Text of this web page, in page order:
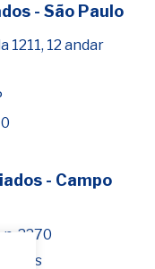
Lima
uma
- São Paulo
1211, 12 andar
- Campo
2270